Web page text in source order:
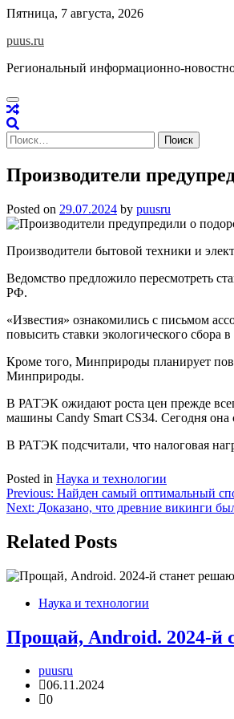
Skip
content
Пятница, 7 августа, 2026
puus.ru
Региональный информационно-
Найти:
Производители
Posted on 29.07.2024 by puusru
Производители бытовой техники и
Ведомство предложило пересмотреть
РФ.
«Известия» ознакомились с письмом
повысить ставки экологического сбора
Кроме того, Минприроды планирует
Минприроды.
В РАТЭК ожидают роста цен прежде
машины Candy Smart CS34. Сегодня она
В РАТЭК подсчитали, что налоговая
Posted in Наука и технологии
Навигация
по
записям
Previous: Найден самый оптимальный
Next: Доказано, что древние викинги
Related Posts
Наука и технологии
Прощай, Android. 2024-й
puusru
06.11.2024
0